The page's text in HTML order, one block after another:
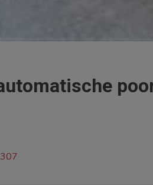
307